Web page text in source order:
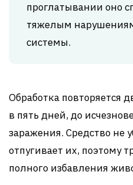
проглатывании оно
тяжелым
системы.
Обработка повторяется
в пять дней, до
заражения. Средство не
отпугивает их, поэтому
полного избавления